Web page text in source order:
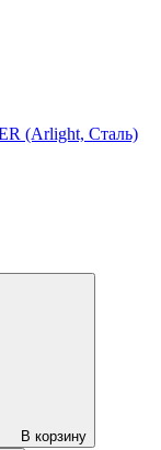
(Arlight, Сталь)
В корзину